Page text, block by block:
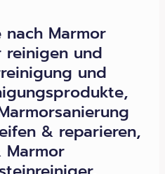
nach Marmor
reinigen und
und
& reparieren,
Marmor